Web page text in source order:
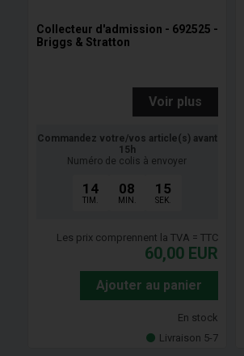
Collecteur d'admission - 692525 -
Briggs & Stratton
Voir plus
Commandez votre/vos article(s) avant
15h
Numéro de colis à envoyer
14
TIM.
08
MIN.
14
SEK.
Les prix comprennent la TVA = TTC
60,00 EUR
Ajouter au panier
En stock
Livraison 5-7